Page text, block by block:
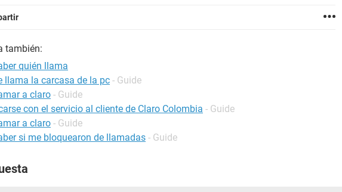
también:
quién llama
llama la carcasa de la pc - Guide
a claro - Guide
con el servicio al cliente de Claro Colombia - Guide
a claro - Guide
si me bloquearon de llamadas - Guide